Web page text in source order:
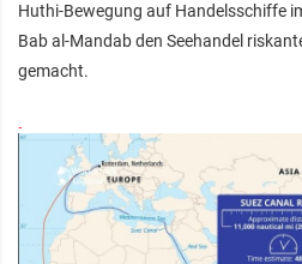
Huthi-Bewegung auf Handelsschiffe
Bab al-Mandab den Seehandel
gemacht.